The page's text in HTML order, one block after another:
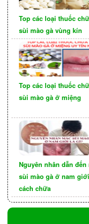
Cách chẩn
Để chẩn đoán
hiện các xét
Khám lâm
ở mắt để xác
Xét nghiệm sinh
các nốt sùi để
xác định
Điều trị sùi
Top các loại thuốc
sùi mào gà vùng kín
Top các loại thuốc
sùi mào gà ở miệng
Nguyên nhân dẫn đến
sùi mào gà ở nam
cách chữa